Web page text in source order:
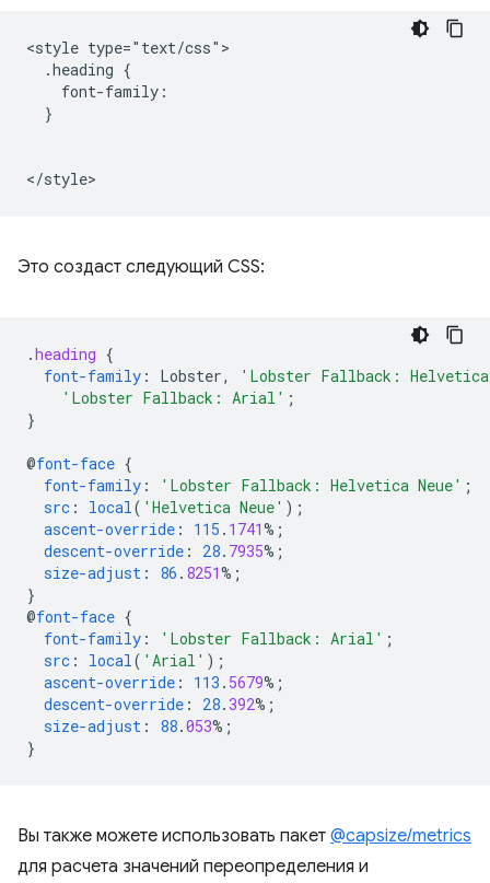
<style type="text/css">
  .heading {
    font-family:
  }
Это создаст следующий CSS:
.heading {
font-family : Lobster,
'Lobster Fallback:
'Lobster Fallback: Arial' ;
}
@font-face {
font-family : 'Lobster Fallback: Helvetica Neue' ;
src : local( 'Helvetica Neue' );
ascent-override : 115 . 1741%;
descent-override : 28. 7935%;
size-adjust : 86 . 8251%;
}
@font-face {
font-family : 'Lobster Fallback: Arial' ;
src : local( 'Arial' );
ascent-override : 113 . 5679%;
descent-override : 28. 392%;
size-adjust : 88.053%;
}
Вы также можете использовать пакет @capsize/metrics
для расчета значений переопределения и